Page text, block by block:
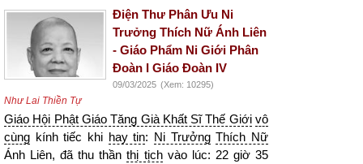
Điện Thư Phân Ưu Ni
Trưởng Thích Nữ Ánh Liên
- Giáo Phẩm Ni Giới Phân
Đoàn I Giáo Đoàn IV
09/03/2025 (Xem: 10295)
Như Lai Thiền Tự
Giáo Hội Phật Giáo Tăng Già Khất Sĩ Thế Giới vô
cùng kính tiếc khi hay tin: Ni Trưởng Thích Nữ
Ánh Liên, đã thu thầnthị tịchvào lúc: 22 giờ 35